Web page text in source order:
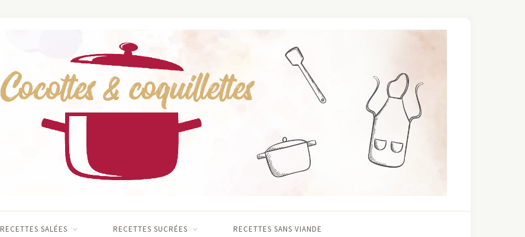
RECETTES SALÉES RECETTES SUCRÉES RECETTES SANS VIANDE